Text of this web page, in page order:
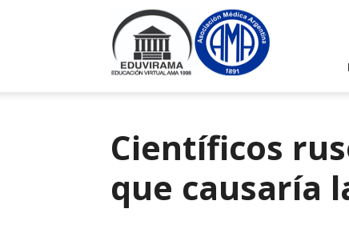
Eduvirama
Científicos
que causaría